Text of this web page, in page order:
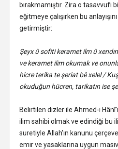
bırakmamıştır. Zira o tasavvufi
eğitmeye çalışırken bu
getirmiştir:
Şeyx û sofiti keramet ilm û
ve keramet ilim okumak ve
hicre terika te şeriat bê xelel /
okuduğun hücren, tarikatın ise
Belirtilen dizler ile Ahmed-i
ilim sahibi olmak ve edindiği bu
suretiyle Allah’ın kanunu
emir ve yasaklarına uygun